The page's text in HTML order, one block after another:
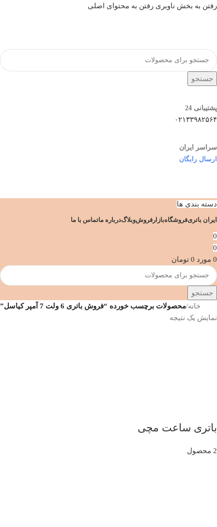
رفتن به بخش ناوبری رفتن به محتوای اصلی
جستجو
پشتیبانی 24
۰۲۱۳۳۹۸۲۵۶۴
سراسر ایران
ارسال رایگان
دسته بندی ها
ایران باتریفروشگاهبازارفروشوبلاگدرباره ماتماس با ما
0
0
0 مورد 0 تومان
جستجو
خانه/محصولات برچسب خورده “فروش باتری 6 ولت 7 آمپر کیاسل”
نمایش یک نتیجه
باتری ساعت مچی
2 محصول